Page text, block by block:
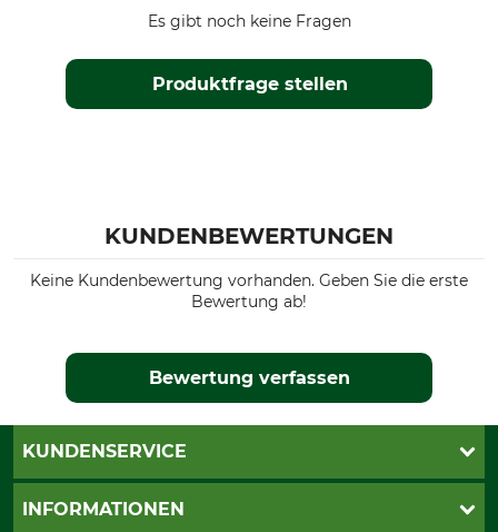
Produktfrage stellen
Es gibt noch keine Fragen
KUNDENBEWERTUNGEN
Keine Kundenbewertung vorhanden. Geben Sie die erste
Bewertung ab!
Bewertung verfassen
KUNDENSERVICE
Katalogbestellung
INFORMATIONEN